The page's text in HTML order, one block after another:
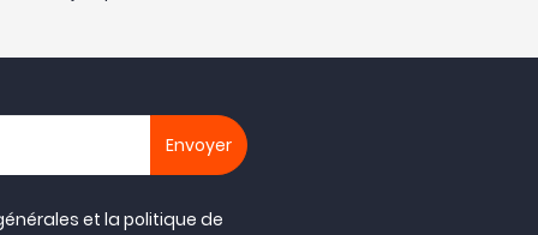
et lapolitique de